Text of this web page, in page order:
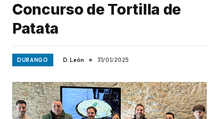
Concurso de Tortilla de
Patata
DURANGO D. León 31/01/2025